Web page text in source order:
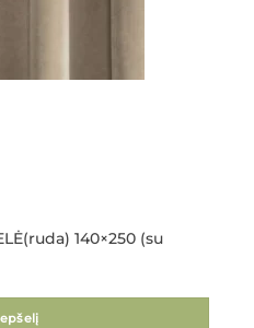
140×250 (su